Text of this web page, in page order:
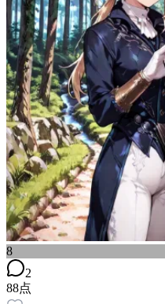
8
2
88点